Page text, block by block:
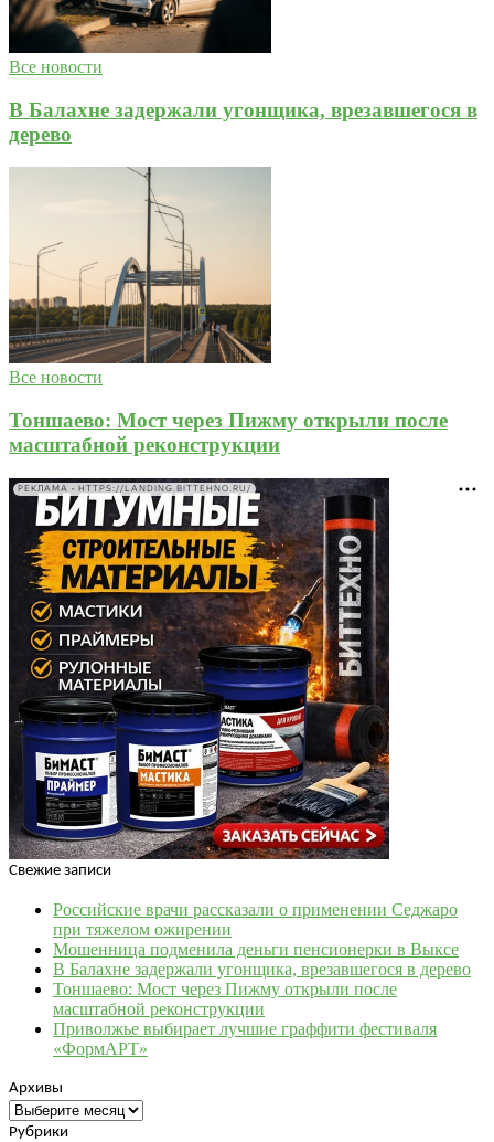
Все новости
В Балахне задержали угонщика, врезавшегося в
дерево
Все новости
Тоншаево: Мост через Пижму открыли после
масштабной реконструкции
РЕКЛАМА • HTTPS://LANDING.BITTEHNO.RU/
Свежие записи
Российские врачи рассказали о применении Седжаро
при тяжелом ожирении
Мошенница подменила деньги пенсионерки в Выксе
В Балахне задержали угонщика, врезавшегося в дерево
Тоншаево: Мост через Пижму открыли после
масштабной реконструкции
Приволжье выбирает лучшие граффити фестиваля
«ФормАРТ»
Архивы
Архивы
Рубрики